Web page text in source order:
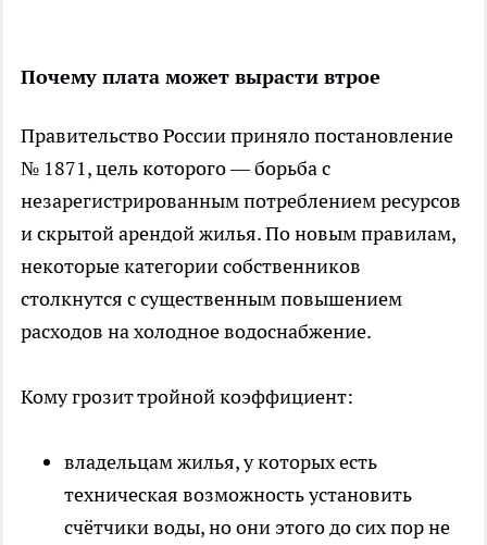
Почему плата может вырасти втрое
Правительство России приняло постановление
№ 1871, цель которого — борьба с
незарегистрированным потреблением ресурсов
и скрытой арендой жилья. По новым правилам,
некоторые категории собственников
столкнутся с существенным повышением
расходов на холодное водоснабжение.
Кому грозит тройной коэффициент:
владельцам жилья, у которых есть
техническая возможность установить
счётчики воды, но они этого до сих пор не